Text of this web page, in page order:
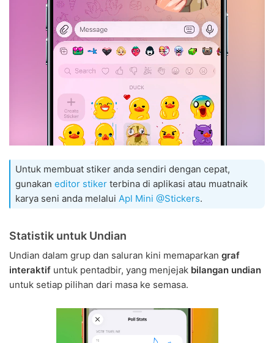
Untuk membuat stiker anda sendiri dengan cepat,
gunakan editor stiker terbina di aplikasi atau muatnaik
karya seni anda melalui Apl Mini @Stickers.
Statistik untuk Undian
Undian dalam grup dan saluran kini memaparkan graf
interaktif untuk pentadbir, yang menjejak bilangan undian
untuk setiap pilihan dari masa ke semasa.